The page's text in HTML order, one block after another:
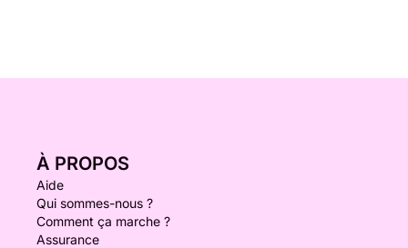
À PROPOS
Aide
Qui sommes-nous ?
Comment ça marche ?
Assurance